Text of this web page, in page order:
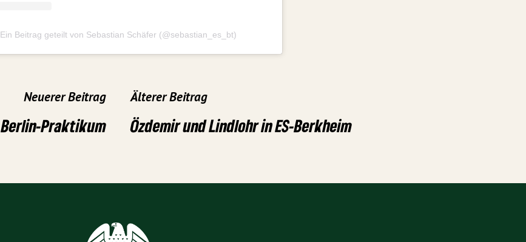
Ein Beitrag geteilt von Sebastian Schäfer (@sebastian_es_bt)
Neuerer Beitrag
Berlin-Praktikum
Älterer Beitrag
Özdemir und Lindlohr in ES-Berkheim